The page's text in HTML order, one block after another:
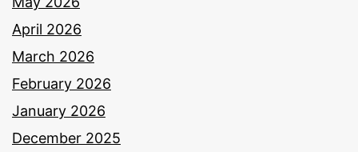
April 2026
March 2026
February 2026
January 2026
December 2025